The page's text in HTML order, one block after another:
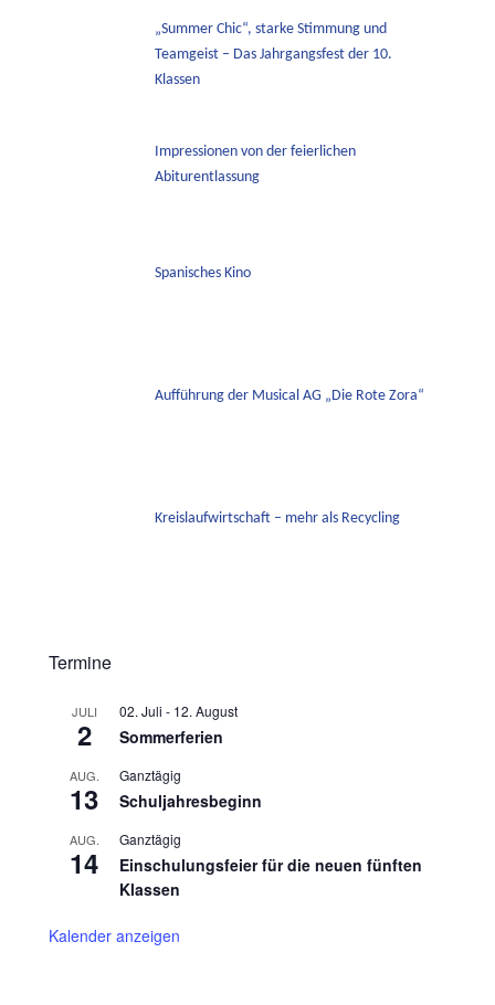
„Summer Chic“, starke Stimmung und
Teamgeist – Das Jahrgangsfest der 10.
Klassen
Impressionen von der feierlichen
Abiturentlassung
Spanisches Kino
Aufführung der Musical AG „Die Rote Zora“
Kreislaufwirtschaft – mehr als Recycling
Termine
JULI
2
02. Juli - 12. August
Sommerferien
AUG.
13
Ganztägig
Schuljahresbeginn
AUG.
14
Ganztägig
Einschulungsfeier für die neuen fünften
Klassen
Kalender anzeigen